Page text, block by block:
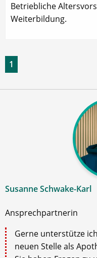
Betriebliche
Weiterbildung.
1
Susanne Schwake-Karl
Ansprechpartnerin
Gerne unterstütze
neuen Stelle als